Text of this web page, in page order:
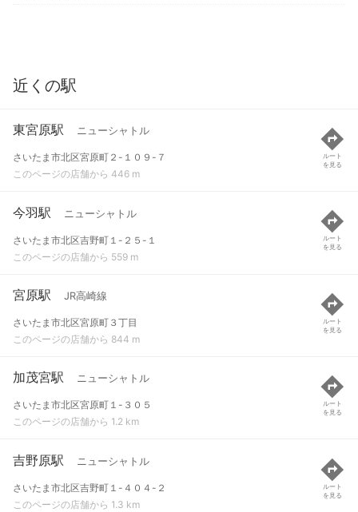
近くの駅
東宮原駅 ニューシャトル
さいたま市北区宮原町２-１０９-７
このページの店舗から 446 m
ルート
を見る
今羽駅 ニューシャトル
さいたま市北区吉野町１-２５-１
このページの店舗から 559 m
ルート
を見る
宮原駅 JR高崎線
さいたま市北区宮原町３丁目
このページの店舗から 844 m
ルート
を見る
加茂宮駅 ニューシャトル
さいたま市北区宮原町１-３０５
このページの店舗から 1.2 km
ルート
を見る
吉野原駅 ニューシャトル
さいたま市北区吉野町１-４０４-２
このページの店舗から 1.3 km
ルート
を見る